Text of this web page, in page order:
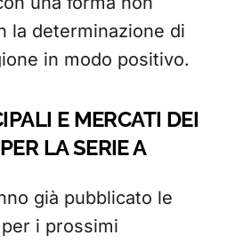
la determinazione di
in modo positivo.
E MERCATI DEI
LA SERIE A
già pubblicato le
i prossimi